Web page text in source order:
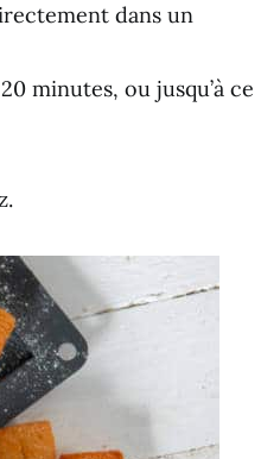
dans un
minutes, ou jusqu’à ce